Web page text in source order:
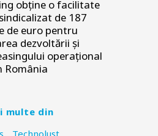
obține o facilitate
de 187
de euro pentru
dezvoltării și
operațional
România
multe din